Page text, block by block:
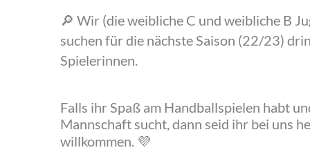
‍🔎 Wir (die weibliche C und weibliche B
suchen für die nächste Saison (22/23)
Spielerinnen.
‍Falls ihr Spaß am Handballspielen habt
Mannschaft sucht, dann seid ihr bei uns
willkommen. 💜